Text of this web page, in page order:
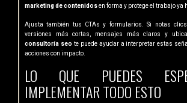
marketing de contenidosen forma y protege el trabajo ya
Ajusta también tus CTAs y formularios. Si notas
versiones más cortas, mensajes más claros y
consultoría seo te puede ayudar a interpretar estas
acciones con impacto.
LO QUE PUEDES
IMPLEMENTAR TODO ESTO